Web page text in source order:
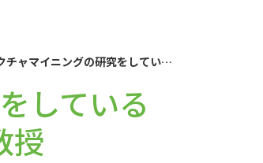
チャマイニングの研究をしている
している
授